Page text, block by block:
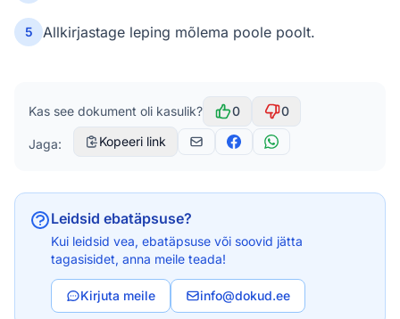
5 Allkirjastage leping mõlema poole poolt.
Kas see dokument oli kasulik? 0 0
Jaga: Kopeeri link
Leidsid ebatäpsuse?
Kui leidsid vea, ebatäpsuse või soovid jätta
tagasisidet, anna meile teada!
Kirjuta meile info@dokud.ee